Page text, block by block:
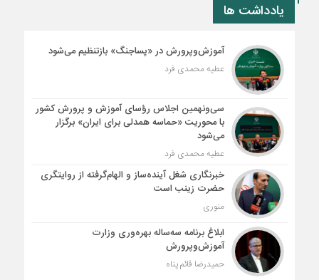
یادداشت ها
آموزش‌وپرورش در «پسا‌جنگ» بازتنظیم می‌شود
عطیه محمدی فرد
سی‌ونهمین اجلاس رؤسای آموزش و پرورش کشور
با محوریت «حماسه همدلی برای ایران» برگزار
می‌شود
عطیه محمدی فرد
خبرنگاری شغل آینده‌ساز و الهام‌گرفته از روایتگری
حضرت زینب است
منوری
ابلاغ برنامه سه‌ساله بهره‌وری وزارت
آموزش‌وپرورش
حمیدرضا قائم پناه